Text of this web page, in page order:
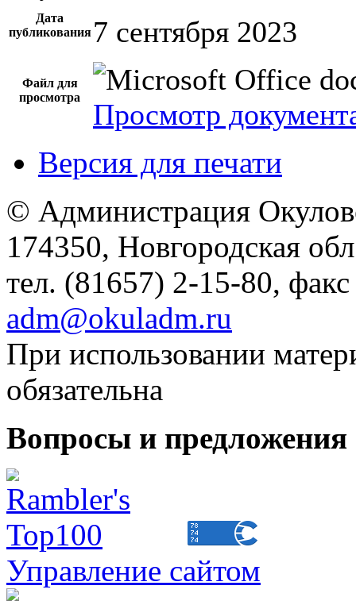
Дата
публикования 7 сентября 2023
Файл для
просмотра
Просмотр
Версия для печати
© Администрация
174350, Новгородская
тел. (81657) 2-15-80,
adm@okuladm.ru
При использовании
обязательна
Вопросы и
Управление сайтом